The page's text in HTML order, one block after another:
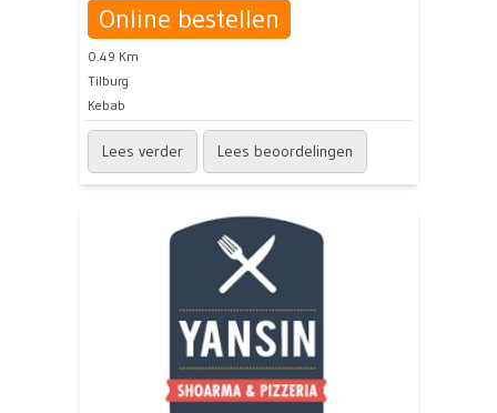
Online bestellen
0.49 Km
Tilburg
Kebab
Lees verder Lees beoordelingen